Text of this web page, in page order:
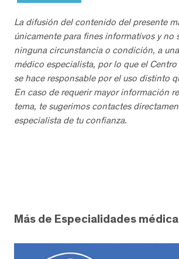
La difusión del contenido del presente
únicamente para fines informativos y no
ninguna circunstancia o condición, a
médico especialista, por lo que el
se hace responsable por el uso distinto
En caso de requerir mayor información
tema, te sugerimos contactes
especialista de tu confianza.
Más de Especialidades